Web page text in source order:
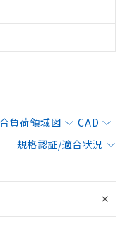
負荷領域図
CAD
規格認証/適合状況